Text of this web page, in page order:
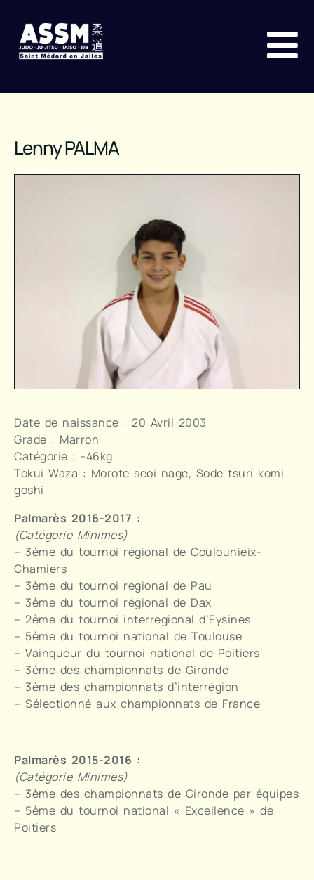
Lenny PALMA
Date de naissance : 20 Avril 2003
Grade : Marron
Catégorie : -46kg
Tokui Waza : Morote seoi nage, Sode tsuri komi
goshi
Palmarès 2016-2017 :
(Catégorie Minimes)
– 3ème du tournoi régional de Coulounieix-
Chamiers
– 3ème du tournoi régional de Pau
– 3ème du tournoi régional de Dax
– 2ème du tournoi interrégional d’Eysines
– 5ème du tournoi national de Toulouse
– Vainqueur du tournoi national de Poitiers
– 3ème des championnats de Gironde
– 3ème des championnats d’interrégion
– Sélectionné aux championnats de France
Palmarès 2015-2016 :
(Catégorie Minimes)
– 3ème des championnats de Gironde par équipes
– 5ème du tournoi national « Excellence » de
Poitiers